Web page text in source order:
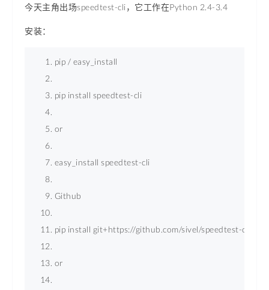
今天主角出场speedtest-cli，它工作在Python 2.4-3.4
安装：
pip / easy_install
pip install speedtest-cli
or
easy_install speedtest-cli
Github
pip install git+https://github.com/sivel/speedtest-cli.git
or